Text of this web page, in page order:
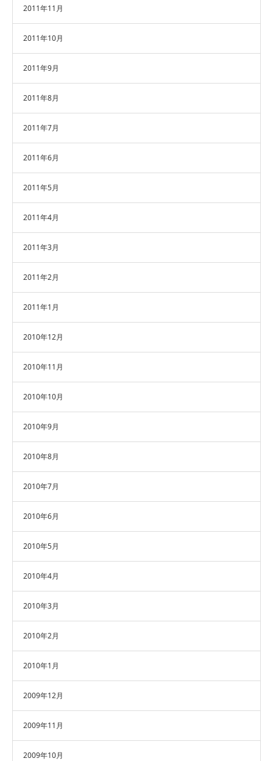
2011年11月
2011年10月
2011年9月
2011年8月
2011年7月
2011年6月
2011年5月
2011年4月
2011年3月
2011年2月
2011年1月
2010年12月
2010年11月
2010年10月
2010年9月
2010年8月
2010年7月
2010年6月
2010年5月
2010年4月
2010年3月
2010年2月
2010年1月
2009年12月
2009年11月
2009年10月